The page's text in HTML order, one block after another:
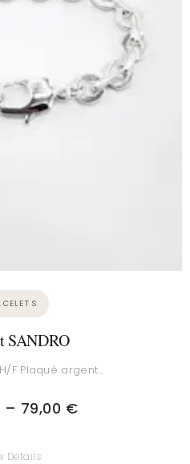
SANDRO
F Plaqué argent…
– 79,00 €
Details